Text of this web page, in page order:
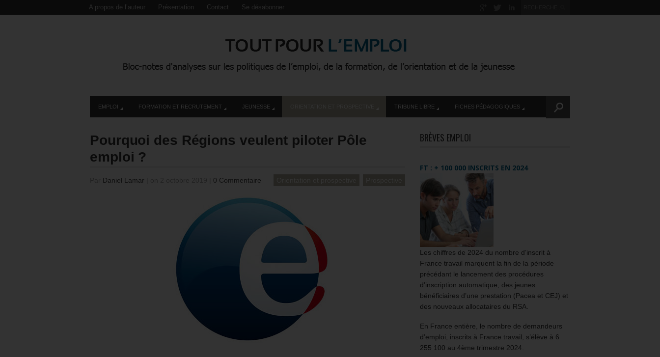
A propos de l’auteur Présentation Contact Se désabonner
EMPLOI FORMATION ET RECRUTEMENT JEUNESSE TRIBUNE LIBRE FICHES PÉDAGOGIQUES
Pourquoi des Régions veulent piloter Pôle
emploi ?
Daniel Lamar 0 Commentaire
BRÈVES EMPLOI
FT : + 100 000 INSCRITS EN 2024
Les chiffres de 2024 du nombre d’inscrit à
France travail marquent la fin de la période
précédant le lancement des procédures
d’inscription automatique, des jeunes
bénéficiaires d’une prestation (Pacea et CEJ) et
des nouveaux allocataires du RSA.
En France entière, le nombre de demandeurs
d’emploi, inscrits à France travail, s’élève à 6
255 100 au 4ème trimestre 2024.